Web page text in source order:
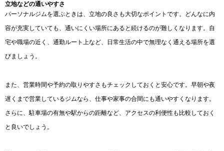
立地などの通いやすさ
パーソナルジムを選ぶときは、立地の良さも大切なポイントです。どんなに内
容が充実していても、通いにくい場所にあると続けるのが難しくなります。自
宅や職場の近く、通勤ルート上など、日常生活の中で無理なく通える場所を選
びましょう。
また、営業時間や予約の取りやすさもチェックしておくと安心です。早朝や夜
遅くまで営業しているジムなら、仕事や家事の合間にも通いやすくなります。
さらに、駐車場の有無や駅からの距離など、アクセスの利便性も比較しておく
と良いでしょう。